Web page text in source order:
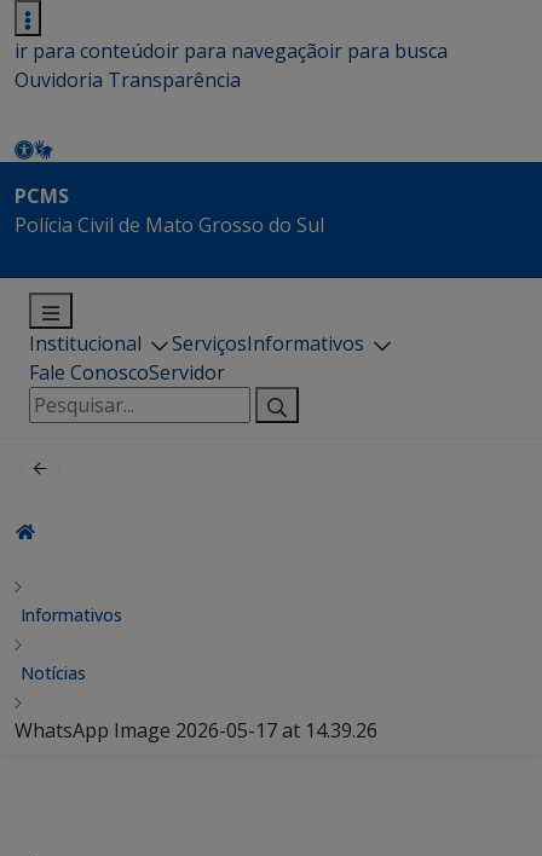
ir para conteúdoir para navegaçãoir para busca
Ouvidoria Transparência
PCMS
Polícia Civil de Mato Grosso do Sul
Institucional ServiçosInformativos
Fale ConoscoServidor
Pesquisar
por:
Informativos
Notícias
WhatsApp Image 2026-05-17 at 14.39.26